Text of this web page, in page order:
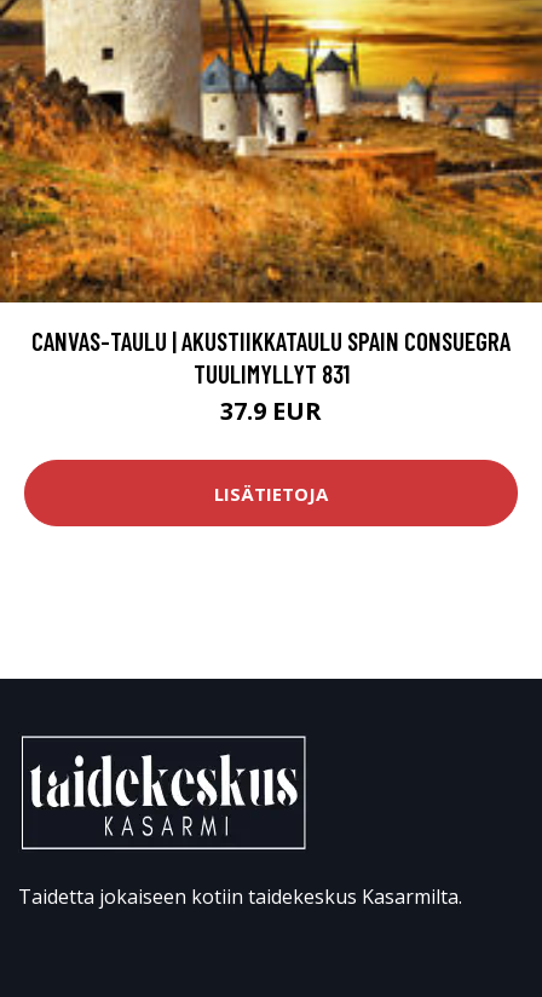
CANVAS-TAULU | AKUSTIIKKATAULU SPAIN CONSUEGRA
TUULIMYLLYT 831
37.9 EUR
LISÄTIETOJA
Taidetta jokaiseen kotiin taidekeskus Kasarmilta.